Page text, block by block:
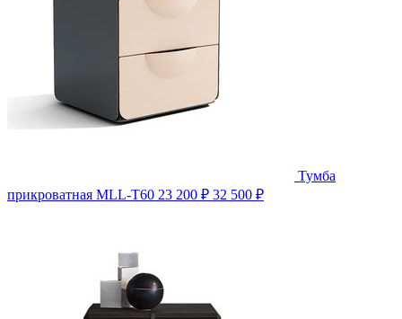
Тумба
прикроватная MLL-T60 23 200 ₽ 32 500 ₽